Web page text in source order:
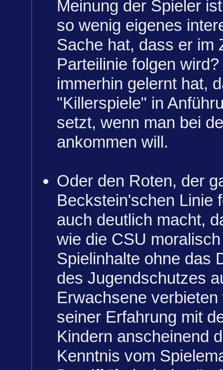
Meinung der Spieler
so wenig eigenes
Sache hat, dass er im
Parteilinie folgen
immerhin gelernt hat,
"Killerspiele" in
setzt, wenn man bei
ankommen will.
Oder den Roten, der
Beckstein'schen Linie
auch deutlich macht,
wie die CSU
Spielinhalte ohne das
des Jugendschutzes
Erwachsene
seiner Erfahrung mit
Kindern anscheinend
Kenntnis vom